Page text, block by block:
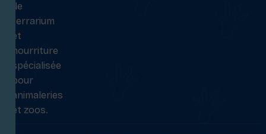
de
terrarium
et
nourriture
spécialisée
pour
animaleries
et zoos.